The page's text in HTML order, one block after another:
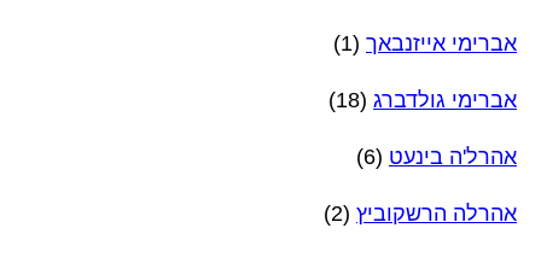
אברימי אייזנבאך (1)
אברימי גולדברג (18)
אהרל'ה בינעט (6)
אהרלה הרשקוביץ (2)